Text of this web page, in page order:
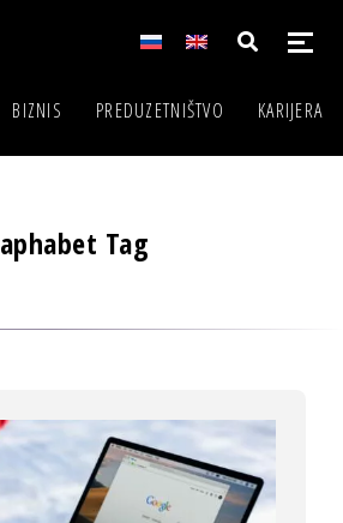
BIZNIS PREDUZETNIŠTVO KARIJERA
aphabet Tag